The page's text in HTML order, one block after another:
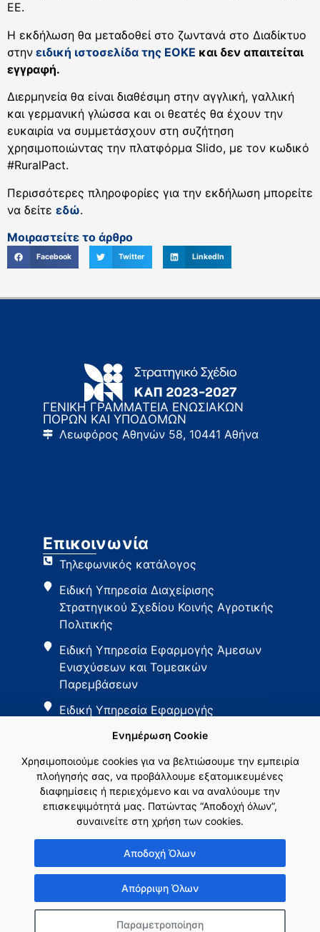
ΕΕ.
Η εκδήλωση θα μεταδοθεί στο ζωντανά στο Διαδίκτυο
στην ειδική ιστοσελίδα της ΕΟΚΕ και δεν απαιτείται
εγγραφή.
Διερμηνεία θα είναι διαθέσιμη στην αγγλική, γαλλική
και γερμανική γλώσσα και οι θεατές θα έχουν την
ευκαιρία να συμμετάσχουν στη συζήτηση
χρησιμοποιώντας την πλατφόρμα Slido, με τον κωδικό
#RuralPact.
Περισσότερες πληροφορίες για την εκδήλωση μπορείτε
να δείτε εδώ.
Μοιραστείτε το άρθρο
Facebook Twitter LinkedIn
ΓΕΝΙΚΗ ΓΡΑΜΜΑΤΕΙΑ ΕΝΩΣΙΑΚΩΝ
ΠΟΡΩΝ ΚΑΙ ΥΠΟΔΟΜΩΝ
Λεωφόρος Αθηνών 58, 10441 Αθήνα
Επικοινωνία
Τηλεφωνικός κατάλογος
Ειδική Υπηρεσία Διαχείρισης
Στρατηγικού Σχεδίου Κοινής Αγροτικής
Πολιτικής
Ειδική Υπηρεσία Εφαρμογής Άμεσων
Ενισχύσεων και Τομεακών
Παρεμβάσεων
Ειδική Υπηρεσία Εφαρμογής
Εθνικό Δίκτυο ΚΑΠ
Copyright © Γενική Γραμματεία Ενωσιακών Πόρων & Υποδομών
Ενημέρωση Cookie
Χρησιμοποιούμε cookies για να βελτιώσουμε την εμπειρία
πλοήγησής σας, να προβάλλουμε εξατομικευμένες
διαφημίσεις ή περιεχόμενο και να αναλύουμε την
επισκεψιμότητά μας. Πατώντας “Αποδοχή όλων”,
συναινείτε στη χρήση των cookies.
Αποδοχή Όλων
Απόρριψη Όλων
Παραμετροποίηση